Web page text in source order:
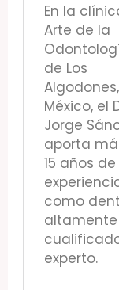
En la
Arte de la
de Los
Algodones,
México, el
Jorge
aporta
15 años de
como
altamente
experto.